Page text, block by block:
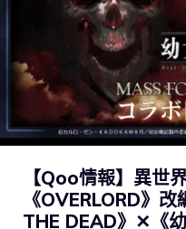
【Qoo情報】異世
《OVERLORD》
THE DEAD》✕《